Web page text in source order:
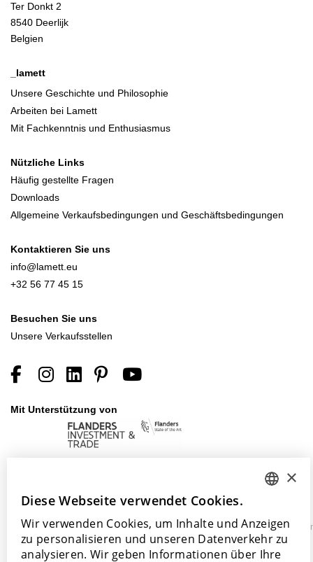
Ter Donkt 2
8540 Deerlijk
Belgien
_lamett
Unsere Geschichte und Philosophie
Arbeiten bei Lamett
Mit Fachkenntnis und Enthusiasmus
Nützliche Links
Häufig gestellte Fragen
Downloads
Allgemeine Verkaufsbedingungen und Geschäftsbedingungen
Kontaktieren Sie uns
info@lamett.eu
+32 56 77 45 15
Besuchen Sie uns
Unsere Verkaufsstellen
Mit Unterstützung von
2026
Lamett
Datenschutzerklärung
Cookie-
Richtlinie
ENGLISH
×
Diese Webseite verwendet Cookies.
Wir verwenden Cookies, um Inhalte und Anzeigen
zu personalisieren und unseren Datenverkehr zu
analysieren. Wir geben Informationen über Ihre